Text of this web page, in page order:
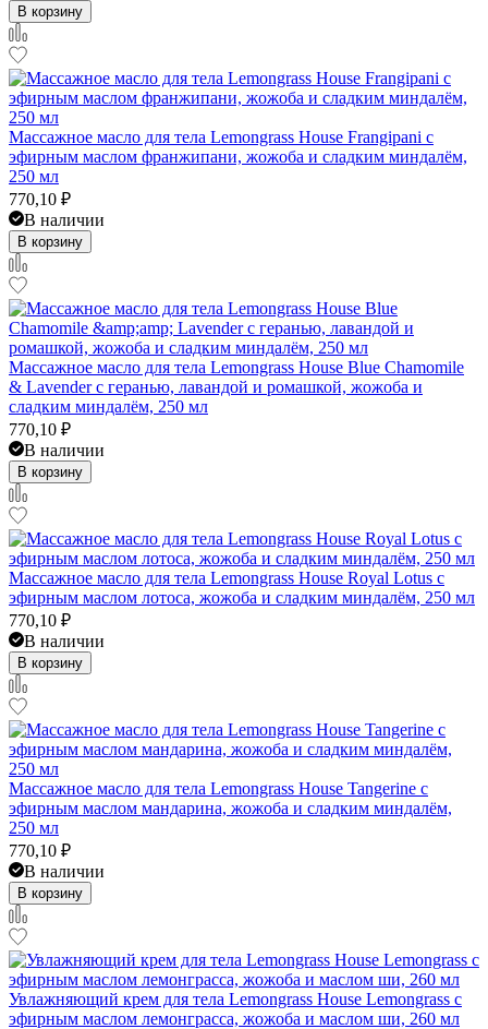
В корзину
Массажное масло для тела Lemongrass House Frangipani с
эфирным маслом франжипани, жожоба и сладким миндалём,
250 мл
770,10 ₽
В наличии
В корзину
Массажное масло для тела Lemongrass House Blue Chamomile
& Lavender с геранью, лавандой и ромашкой, жожоба и
сладким миндалём, 250 мл
770,10 ₽
В наличии
В корзину
Массажное масло для тела Lemongrass House Royal Lotus с
эфирным маслом лотоса, жожоба и сладким миндалём, 250 мл
770,10 ₽
В наличии
В корзину
Массажное масло для тела Lemongrass House Tangerine с
эфирным маслом мандарина, жожоба и сладким миндалём,
250 мл
770,10 ₽
В наличии
В корзину
Увлажняющий крем для тела Lemongrass House Lemongrass с
эфирным маслом лемонграсса, жожоба и маслом ши, 260 мл